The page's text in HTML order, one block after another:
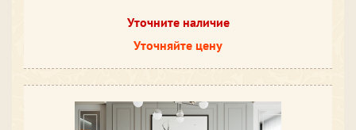
Уточните наличие
Уточняйте цену